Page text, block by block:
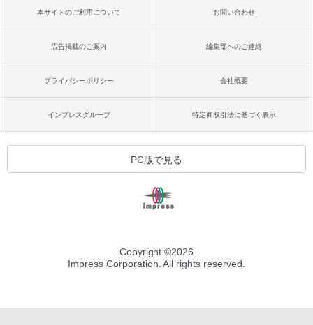
本サイトのご利用について お問い合わせ
広告掲載のご案内 編集部へのご連絡
プライバシーポリシー 会社概要
インプレスグループ 特定商取引法に基づく表示
PC版で見る
Copyright ©2026
Impress Corporation. All rights reserved.